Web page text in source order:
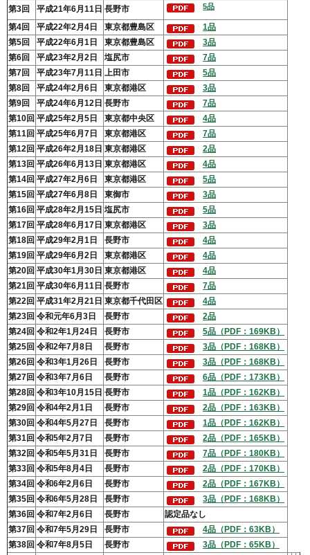
第3回 平成21年6月11日 長野市 5品
第4回 平成22年2月4日 東京都豊島区
1品
第5回
平成22年6月1日 東京都豊島区
3品
第6回
平成23年2月2日 塩尻市
7品
第7回
平成23年7月11日 上田市
5品
第8回
平成24年2月6日 東京都港区
3品
第9回
平成24年6月12日 長野市
7品
第10回 平成25年2月5日 東京都中央区
4品
第11回 平成25年6月7日 東京都港区
7品
第12回 平成26年2月18日 東京都港区
2品
第13回 平成26年6月13日 東京都港区
4品
第14回 平成27年2月6日 東京都港区
5品
第15回 平成27年6月8日 東御市
3品
第16回 平成28年2月15日 塩尻市
5品
第17回 平成28年6月17日 東京都港区
3品
第18回 平成29年2月1日 長野市
4品
第19回 平成29年6月2日 東京都港区
4品
第20回 平成30年1月30日 東京都港区
4品
第21回 平成30年6月11日 長野市
7品
第22回 平成31年2月21日 東京都千代田区
4品
第23回 令和元年6月3日 長野市
2品
第24回 令和2年1月24日 長野市
5品（PDF：169KB）
第25回 令和2年7月8日 長野市
3品（PDF：168KB）
第26回 令和3年1月26日 長野市
3品（PDF：168KB）
第27回 令和3年7月6日 長野市
6品（PDF：173KB）
第28回 令和3年10月15日 長野市
1品（PDF：162KB）
第29回 令和4年2月1日 長野市
2品（PDF：163KB）
第30回 令和4年5月27日 長野市
1品（PDF：162KB）
第31回 令和5年2月7日 長野市
2品（PDF：165KB）
第32回 令和5年5月31日 長野市
7品（PDF：180KB）
第33回 令和5年8月4日 長野市
2品（PDF：170KB）
第34回 令和6年2月6日 長野市
2品（PDF：167KB）
第35回 令和6年5月28日 長野市
3品（PDF：168KB）
第36回 令和7年2月6日 長野市
認定品なし
第37回 令和7年5月29日 長野市
4品（PDF：63KB）
第38回 令和7年8月5日 長野市 3品（PDF：65KB）